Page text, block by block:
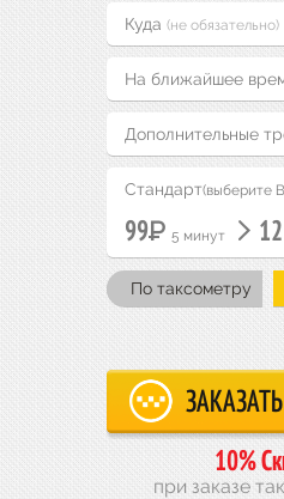
(не обязательно)
На ближайшее
Дополнительные
Стандарт(выберите
99Р 5 минут 12
По таксометру
10%
при заказе